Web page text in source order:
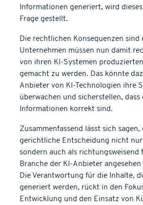
Informationen generiert, wird
Frage gestellt.
Die rechtlichen Konsequenzen sind
Unternehmen müssen nun damit
von ihren KI-Systemen
gemacht zu werden. Das könnte
Anbieter von KI-Technologien ihre
überwachen und sicherstellen, dass
Informationen korrekt sind.
Zusammenfassend lässt sich sagen,
gerichtliche Entscheidung nicht
sondern auch als richtungsweisend
Branche der KI-Anbieter angesehen
Die Verantwortung für die Inhalte,
generiert werden, rückt in den
Entwicklung und den Einsatz von